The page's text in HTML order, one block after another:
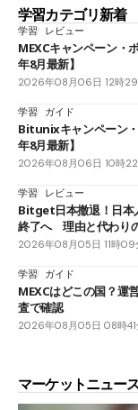
学習カテゴリ新着
学習 レビュー
MEXCキャンペーン・
年8月最新】
2026年08月06日 12時
学習 ガイド
Bitunixキャンペーン
年8月最新】
2026年08月06日 10時
学習 レビュー
Bitget日本撤退！日本
終了へ 理由と代わり
2026年08月05日 11時09
学習 ガイド
MEXCはどこの国？運
査で確認
2026年08月05日 08時41
マーケットニュー